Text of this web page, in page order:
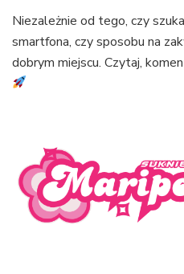
Niezależnie od tego, czy
smartfona, czy sposobu na
dobrym miejscu. Czytaj,